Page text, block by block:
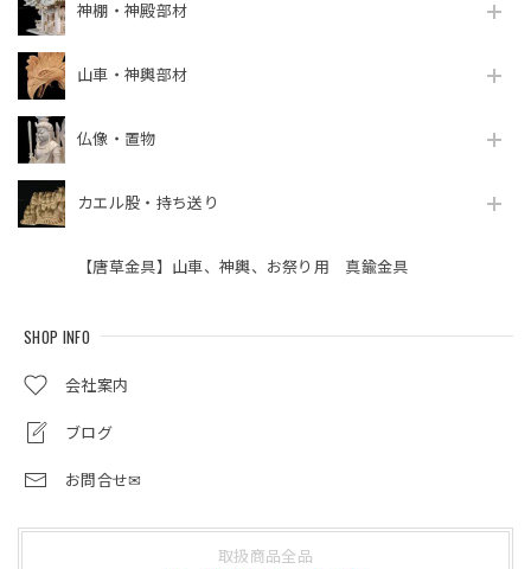
神棚・神殿部材
山車・神輿部材
仏像・置物
カエル股・持ち送り
【唐草金具】山車、神輿、お祭り用 真鍮金具
SHOP INFO
会社案内
ブログ
お問合せ✉
取扱商品全品